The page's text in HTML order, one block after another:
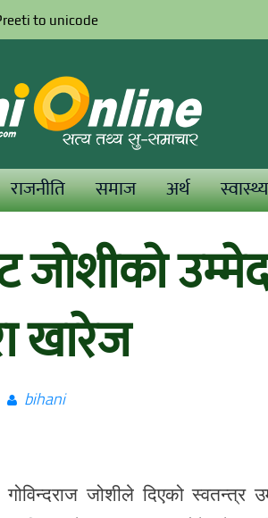
to unicode
राजनीति समाज अर्थ स्वास्थ्य
खारेज
bihani
जोशीले दिएको स्वतन्त्र